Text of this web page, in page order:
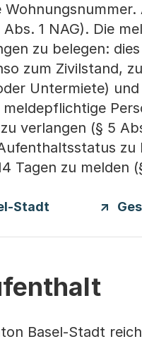
1 NAG). Die
zu belegen:
zum Zivilstand,
Untermiete)
verlangen (§ 5
zu
Tagen zu melden
Stadt (Startet
Basel-Stadt